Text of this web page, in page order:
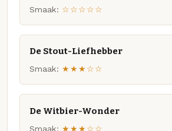
Smaak: ☆☆☆☆☆
De Stout-Liefhebber
Smaak: ★★★☆☆
De Witbier-Wonder
Smaak: ★★★☆☆